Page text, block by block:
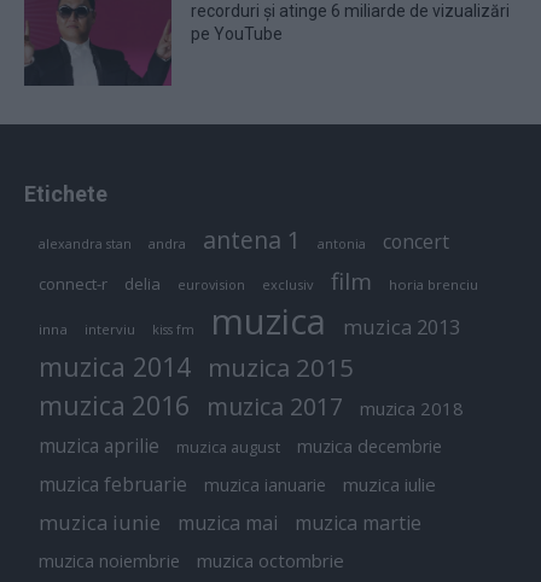
recorduri și atinge 6 miliarde de vizualizări
pe YouTube
Etichete
alexandra stan andra antena 1 antonia concert
connect-r delia eurovision exclusiv film horia brenciu
inna interviu kiss fm muzica muzica 2013
muzica 2014 muzica 2015
muzica 2016 muzica 2017 muzica 2018
muzica aprilie muzica august muzica decembrie
muzica februarie muzica ianuarie muzica iulie
muzica iunie muzica mai muzica martie
muzica noiembrie muzica octombrie